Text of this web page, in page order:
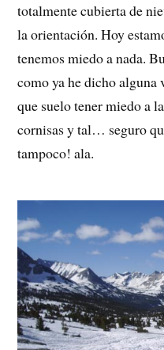
totalmente cubierta de
la orientación. Hoy
tenemos miedo a nada.
como ya he dicho alguna
que suelo tener miedo a
cornisas y tal… seguro
tampoco! ala.